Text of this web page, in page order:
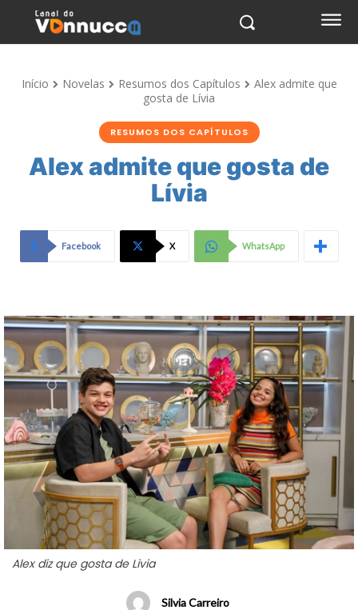
Início Novelas Resumos dos Capítulos
Alex admite que
gosta de Lívia
RESUMOS DOS CAPÍTULOS
Alex admite que gosta de
Lívia
Facebook X WhatsApp
Alex diz que gosta de Livia
Silvia Carreiro